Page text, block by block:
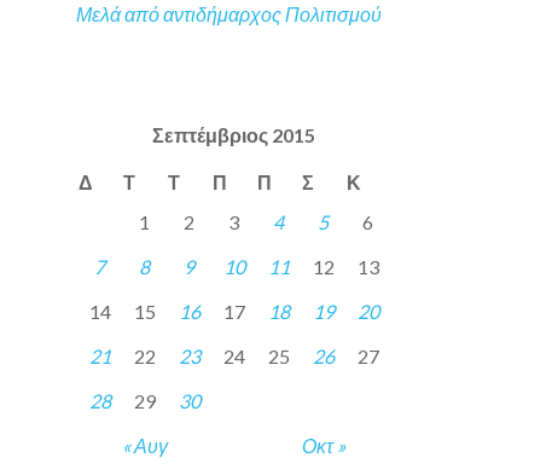
Μελά από αντιδήμαρχος Πολιτισμού
Σεπτέμβριος 2015
Δ Τ Τ Π Π Σ Κ
« Αυγ Οκτ »
1 2 3 4 5
6
7
8 9 10 11 12
13
14
15 16 17 18 19
20
21
22 23 24 25 26
27
28
29 30